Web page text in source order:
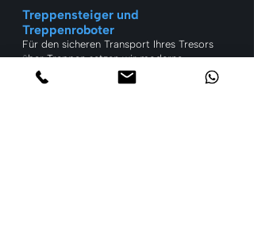
Treppensteiger und
Treppenroboter
Für den sicheren Transport Ihres Tresors
über Treppen setzen wir moderne
Treppensteiger und Treppenroboter ein.
Diese Maschinen ermöglichen es uns, auch